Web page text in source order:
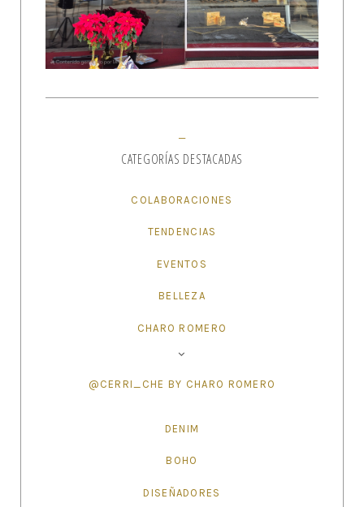
CATEGORÍAS DESTACADAS
COLABORACIONES
TENDENCIAS
EVENTOS
BELLEZA
CHARO ROMERO
@CERRI_CHE BY CHARO ROMERO
DENIM
BOHO
DISEÑADORES